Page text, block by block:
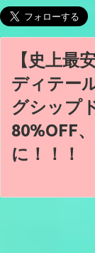
【史上最
ディテー
グシップ
80%OFF
に！！！